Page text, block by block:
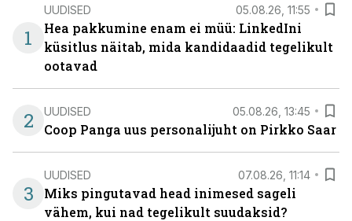
1
UUDISED 05.08.26, 11:55
Hea pakkumine enam ei müü: LinkedIni
küsitlus näitab, mida kandidaadid tegelikult
ootavad
2 UUDISED 05.08.26, 13:45
Coop Panga uus personalijuht on Pirkko Saar
3
UUDISED 07.08.26, 11:14
Miks pingutavad head inimesed sageli
vähem, kui nad tegelikult suudaksid?